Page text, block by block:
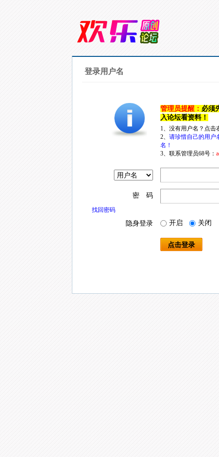
登录用户名
管理员提醒： 必须
入论坛看资料！
1、没有用户名？点
2、 请珍惜自己的用户
名！
3、联系管理员68号：
密 码
找回密码
隐身登录 开启 关闭
点击登录